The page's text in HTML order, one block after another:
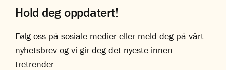
Hold deg oppdatert!
Følg oss på sosiale medier eller meld deg på vårt
nyhetsbrev og vi gir deg det nyeste innen
tretrender